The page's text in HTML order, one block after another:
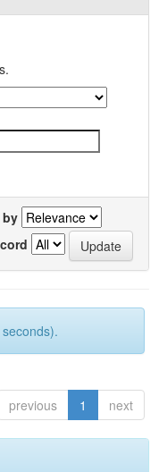
by
previous 1 next